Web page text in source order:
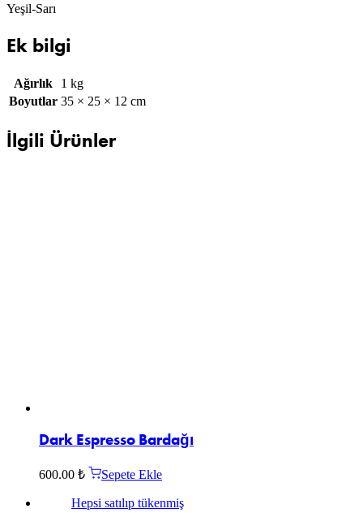
Yeşil-Sarı
Ek bilgi
Ağırlık
1 kg
Boyutlar 35 × 25 × 12 cm
İlgili Ürünler
Dark Espresso Bardağı
600.00 ₺ Sepete Ekle
Hepsi satılıp tükenmiş